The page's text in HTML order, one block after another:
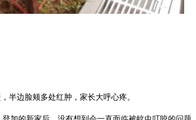
半边脸颊多处红肿，家长大呼心疼。